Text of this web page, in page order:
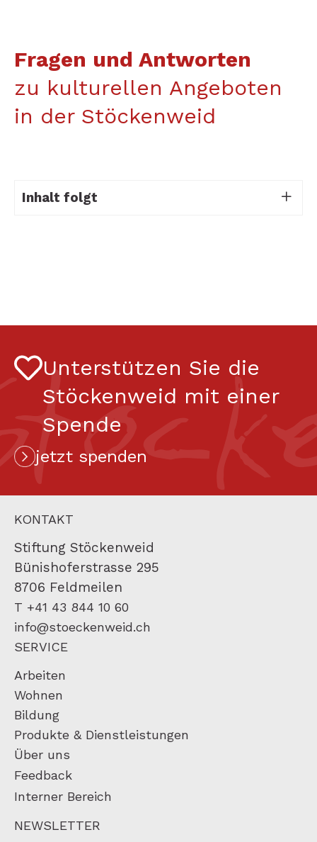
Fragen und Antworten
zu kulturellen Angeboten
in der Stöckenweid
Inhalt folgt
Unterstützen Sie die
Stöckenweid mit einer
Spende
jetzt spenden
KONTAKT
Stiftung Stöckenweid
Bünishoferstrasse 295
8706 Feldmeilen
T +41 43 844 10 60
info@stoeckenweid.ch
SERVICE
Arbeiten
Wohnen
Bildung
Produkte & Dienstleistungen
Über uns
Feedback
Interner Bereich
NEWSLETTER